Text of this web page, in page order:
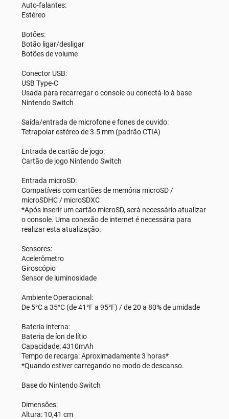
Auto-falantes:
Estéreo
Botões:
Botão ligar/desligar
Botões de volume
Conector USB:
USB Type-C
Usada para recarregar o console ou conectá-lo à base
Nintendo Switch
Saída/entrada de microfone e fones de ouvido:
Tetrapolar estéreo de 3.5 mm (padrão CTIA)
Entrada de cartão de jogo:
Cartão de jogo Nintendo Switch
Entrada microSD:
Compatíveis com cartões de memória microSD /
microSDHC / microSDXC
*Após inserir um cartão microSD, será necessário atualizar
o console. Uma conexão de internet é necessária para
realizar esta atualização.
Sensores:
Acelerômetro
Giroscópio
Sensor de luminosidade
Ambiente Operacional:
De 5°C a 35°C (de 41°F a 95°F) / de 20 a 80% de umidade
Bateria interna:
Bateria de íon de lítio
Capacidade: 4310mAh
Tempo de recarga: Aproximadamente 3 horas*
*Quando estiver carregando no modo de descanso.
Base do Nintendo Switch
Dimensões:
Altura: 10,41 cm